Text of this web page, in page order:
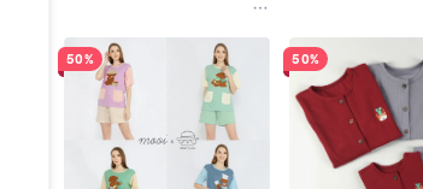
50% 50%